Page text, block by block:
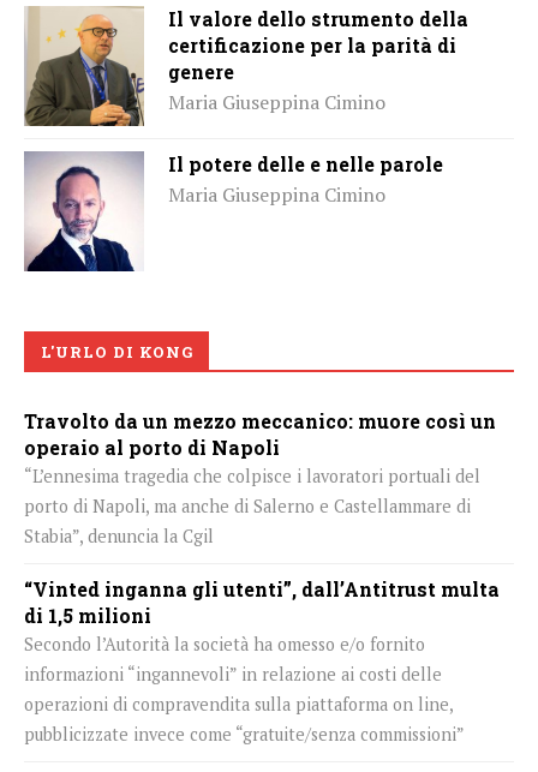
Il valore dello strumento della
certificazione per la parità di
genere
Maria Giuseppina Cimino
Il potere delle e nelle parole
Maria Giuseppina Cimino
L'URLO DI KONG
Travolto da un mezzo meccanico: muore così un
operaio al porto di Napoli
“L’ennesima tragedia che colpisce i lavoratori portuali del
porto di Napoli, ma anche di Salerno e Castellammare di
Stabia”, denuncia la Cgil
“Vinted inganna gli utenti”, dall’Antitrust multa
di 1,5 milioni
Secondo l’Autorità la società ha omesso e/o fornito
informazioni “ingannevoli” in relazione ai costi delle
operazioni di compravendita sulla piattaforma on line,
pubblicizzate invece come “gratuite/senza commissioni”